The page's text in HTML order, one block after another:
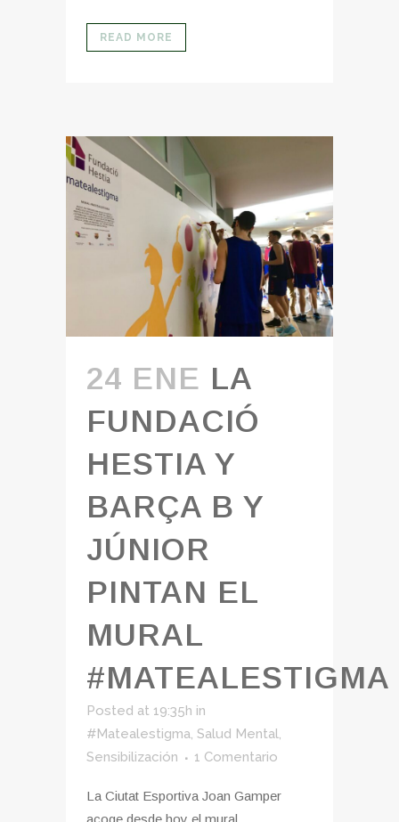
READ MORE
24 ENE LA
FUNDACIÓ
HESTIA Y
BARÇA B Y
JÚNIOR
PINTAN EL
MURAL
#MATEALESTIGMA
Posted at 19:35h in
#Matealestigma, Salud Mental,
Sensibilización
1 Comentario
La Ciutat Esportiva Joan Gamper
acoge desde hoy el mural